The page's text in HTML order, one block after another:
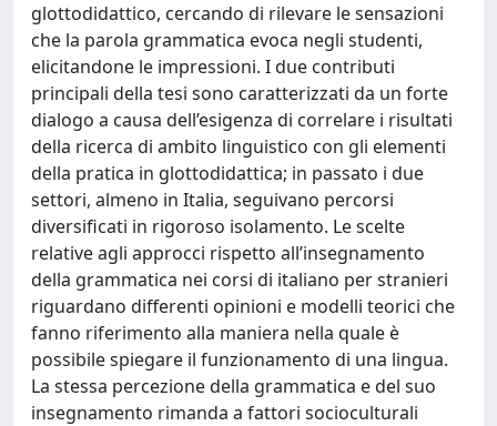
glottodidattico, cercando di rilevare le sensazioni
che la parola grammatica evoca negli studenti,
elicitandone le impressioni. I due contributi
principali della tesi sono caratterizzati da un forte
dialogo a causa dell’esigenza di correlare i risultati
della ricerca di ambito linguistico con gli elementi
della pratica in glottodidattica; in passato i due
settori, almeno in Italia, seguivano percorsi
diversificati in rigoroso isolamento. Le scelte
relative agli approcci rispetto all’insegnamento
della grammatica nei corsi di italiano per stranieri
riguardano differenti opinioni e modelli teorici che
fanno riferimento alla maniera nella quale è
possibile spiegare il funzionamento di una lingua.
La stessa percezione della grammatica e del suo
insegnamento rimanda a fattori socioculturali